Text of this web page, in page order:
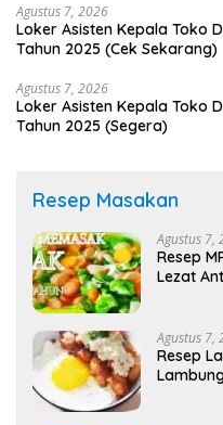
Agustus 7, 2026
Loker Asisten Kepala Toko
Tahun 2025 (Cek Sekarang)
Agustus 7, 2026
Loker Asisten Kepala Toko
Tahun 2025 (Segera)
Resep Masakan
Agustus 7,
Resep
Lezat
Agustus 7,
Resep